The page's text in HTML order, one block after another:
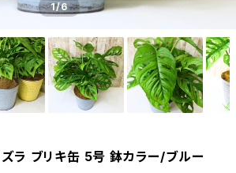
1/6
ズラ ブリキ缶 5号 鉢カラー/ブルー